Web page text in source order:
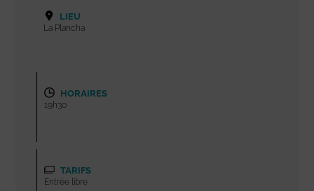
LIEU
La Plancha
HORAIRES
19h30
TARIFS
Entrée libre